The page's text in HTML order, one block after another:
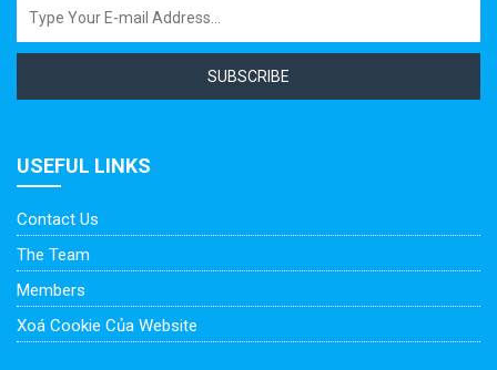
SUBSCRIBE
USEFUL LINKS
Contact Us
The Team
Members
Xoá Cookie Của Website